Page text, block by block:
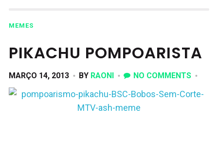
MEMES
PIKACHU POMPOARISTA
MARÇO 14, 2013 BY RAONI NO COMMENTS